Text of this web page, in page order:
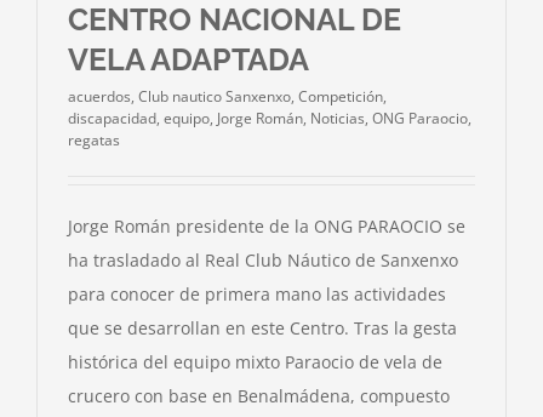
CENTRO NACIONAL DE
VELA ADAPTADA
acuerdos, Club nautico Sanxenxo, Competición,
discapacidad, equipo, Jorge Román, Noticias, ONG Paraocio,
regatas
Jorge Román presidente de la ONG PARAOCIO se
ha trasladado al Real Club Náutico de Sanxenxo
para conocer de primera mano las actividades
que se desarrollan en este Centro. Tras la gesta
histórica del equipo mixto Paraocio de vela de
crucero con base en Benalmádena, compuesto